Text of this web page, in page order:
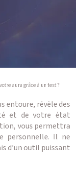
aura grâce à un test ?
entoure, révèle des
et de votre état
vous permettra
personnelle. Il ne
d’un outil puissant